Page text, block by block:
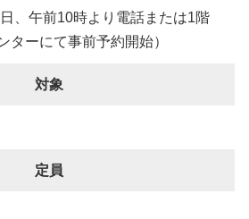
、午前10時より電話または1階
ターにて事前予約開始）
対象
定員